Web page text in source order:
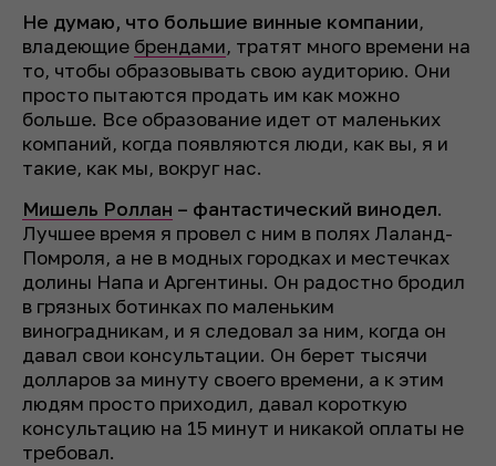
Не думаю, что большие винные компании,
владеющие брендами, тратят много времени на
то, чтобы образовывать свою аудиторию. Они
просто пытаются продать им как можно
больше. Все образование идет от маленьких
компаний, когда появляются люди, как вы, я и
такие, как мы, вокруг нас.
Мишель Роллан – фантастический винодел.
Лучшее время я провел с ним в полях Лаланд-
Помроля, а не в модных городках и местечках
долины Напа и Аргентины. Он радостно бродил
в грязных ботинках по маленьким
виноградникам, и я следовал за ним, когда он
давал свои консультации. Он берет тысячи
долларов за минуту своего времени, а к этим
людям просто приходил, давал короткую
консультацию на 15 минут и никакой оплаты не
требовал.